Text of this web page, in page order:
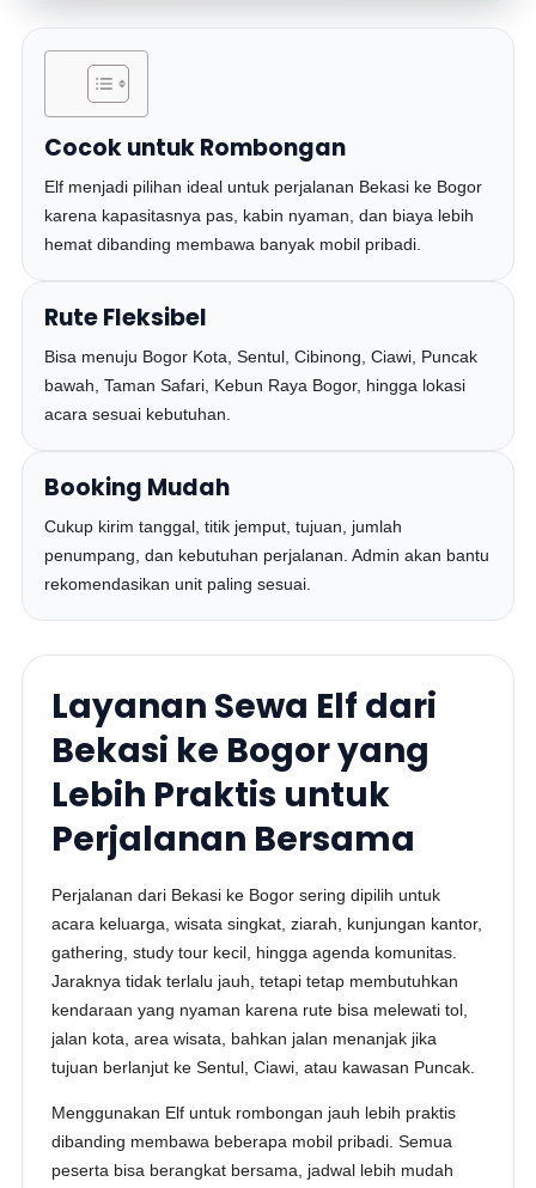
Cocok untuk Rombongan
Elf menjadi pilihan ideal untuk perjalanan Bekasi ke Bogor
karena kapasitasnya pas, kabin nyaman, dan biaya lebih
hemat dibanding membawa banyak mobil pribadi.
Rute Fleksibel
Bisa menuju Bogor Kota, Sentul, Cibinong, Ciawi, Puncak
bawah, Taman Safari, Kebun Raya Bogor, hingga lokasi
acara sesuai kebutuhan.
Booking Mudah
Cukup kirim tanggal, titik jemput, tujuan, jumlah
penumpang, dan kebutuhan perjalanan. Admin akan bantu
rekomendasikan unit paling sesuai.
Layanan Sewa Elf dari
Bekasi ke Bogor yang
Lebih Praktis untuk
Perjalanan Bersama
Perjalanan dari Bekasi ke Bogor sering dipilih untuk
acara keluarga, wisata singkat, ziarah, kunjungan kantor,
gathering, study tour kecil, hingga agenda komunitas.
Jaraknya tidak terlalu jauh, tetapi tetap membutuhkan
kendaraan yang nyaman karena rute bisa melewati tol,
jalan kota, area wisata, bahkan jalan menanjak jika
tujuan berlanjut ke Sentul, Ciawi, atau kawasan Puncak.
Menggunakan Elf untuk rombongan jauh lebih praktis
dibanding membawa beberapa mobil pribadi. Semua
peserta bisa berangkat bersama, jadwal lebih mudah